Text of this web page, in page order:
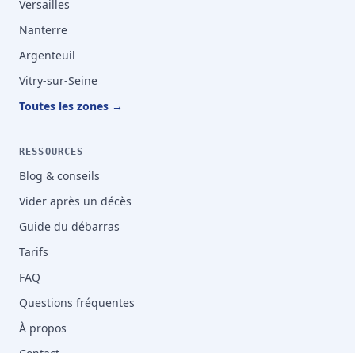
Versailles
Nanterre
Argenteuil
Vitry-sur-Seine
Toutes les zones →
RESSOURCES
Blog & conseils
Vider après un décès
Guide du débarras
Tarifs
FAQ
Questions fréquentes
À propos